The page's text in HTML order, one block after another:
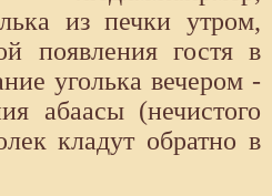
из печки утром,
появления гостя в
уголька вечером -
абаасы (нечистого
кладут обратно в